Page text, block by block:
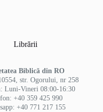
Librării
Biblică din RO
str. Ogorului, nr 258
Luni-Vineri 08:00-16:30
+40 359 425 990
+40 771 217 155